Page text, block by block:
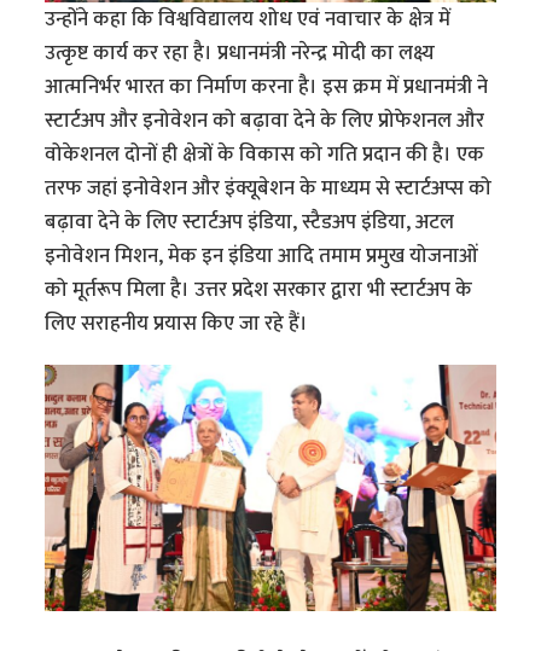
उन्होंने कहा कि विश्वविद्यालय शोध एवं नवाचार के क्षेत्र में
उत्कृष्ट कार्य कर रहा है। प्रधानमंत्री नरेन्द्र मोदी का लक्ष्य
आत्मनिर्भर भारत का निर्माण करना है। इस क्रम में प्रधानमंत्री ने
स्टार्टअप और इनोवेशन को बढ़ावा देने के लिए प्रोफेशनल और
वोकेशनल दोनों ही क्षेत्रों के विकास को गति प्रदान की है। एक
तरफ जहां इनोवेशन और इंक्यूबेशन के माध्यम से स्टार्टअप्स को
बढ़ावा देने के लिए स्टार्टअप इंडिया, स्टैडअप इंडिया, अटल
इनोवेशन मिशन, मेक इन इंडिया आदि तमाम प्रमुख योजनाओं
को मूर्तरूप मिला है। उत्तर प्रदेश सरकार द्वारा भी स्टार्टअप के
लिए सराहनीय प्रयास किए जा रहे हैं।